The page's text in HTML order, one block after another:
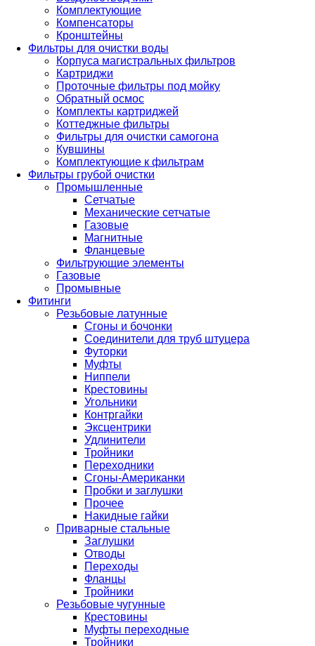
Комплектующие
Компенсаторы
Кронштейны
Фильтры для очистки воды
Корпуса магистральных фильтров
Картриджи
Проточные фильтры под мойку
Обратный осмос
Комплекты картриджей
Коттеджные фильтры
Фильтры для очистки самогона
Кувшины
Комплектующие к фильтрам
Фильтры грубой очистки
Промышленные
Сетчатые
Механические сетчатые
Газовые
Магнитные
Фланцевые
Фильтрующие элементы
Газовые
Промывные
Фитинги
Резьбовые латунные
Сгоны и бочонки
Соединители для труб штуцера
Футорки
Муфты
Ниппели
Крестовины
Угольники
Контргайки
Эксцентрики
Удлинители
Тройники
Переходники
Сгоны-Американки
Пробки и заглушки
Прочее
Накидные гайки
Приварные стальные
Заглушки
Отводы
Переходы
Фланцы
Тройники
Резьбовые чугунные
Крестовины
Муфты переходные
Тройники